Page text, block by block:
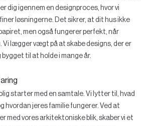
dig igennem en designproces, hvor vi
løsningerne. Det sikrer, at dit hus ikke
men også fungerer perfekt, når
Vi lægger vægt på at skabe designs, der er
til at holde i mange år.
starter med en samtale. Vi lytter til, hvad
hvordan jeres familie fungerer. Ved at
med vores arkitektoniske blik, skaber vi et